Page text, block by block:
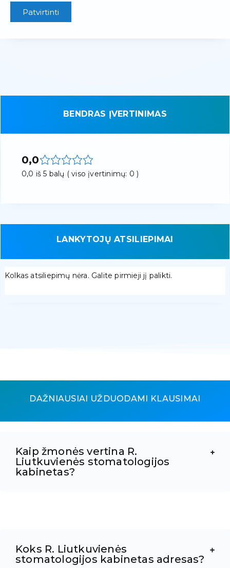
Patvirtinti
BENDRAS ĮVERTINIMAS
0,0
0,0 iš 5 balų ( viso įvertinimų: 0 )
LANKYTOJŲ ATSILIEPIMAI
Kolkas atsiliepimų nėra. Galite pirmieji jį palikti.
DAŽNIAUSIAI UŽDUODAMI KLAUSIMAI
Kaip žmonės vertina R.
Liutkuvienės stomatologijos
kabinetas?
Koks R. Liutkuvienės
stomatologijos kabinetas adresas?